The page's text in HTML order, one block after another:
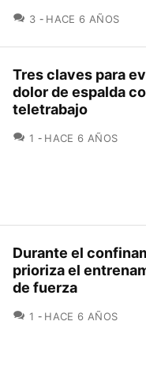
3 COMENTARIOS
HACE 6 AÑOS
Tres claves para
dolor de espalda
teletrabajo
1 COMENTARIOS
HACE 6 AÑOS
Durante el
prioriza el
de fuerza
1 COMENTARIOS
HACE 6 AÑOS